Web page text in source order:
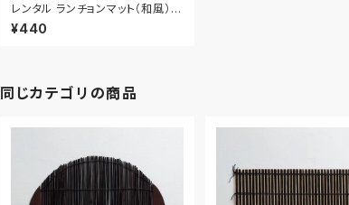
レンタル ランチョンマット（和風） 4
3.5cm｜MAW013
¥440
同じカテゴリの商品